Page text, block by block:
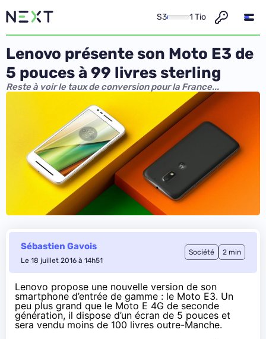
S3 1 Tio
Lenovo présente son Moto E3 de
5 pouces à 99 livres sterling
Reste à voir le taux de conversion pour la France...
Sébastien Gavois
Le 18 juillet 2016 à 14h51
Société 2 min
Lenovo propose une nouvelle version de son
smartphone d’entrée de gamme : le Moto E3. Un
peu plus grand que le Moto E 4G de seconde
génération, il dispose d’un écran de 5 pouces et
sera vendu moins de 100 livres outre-Manche.